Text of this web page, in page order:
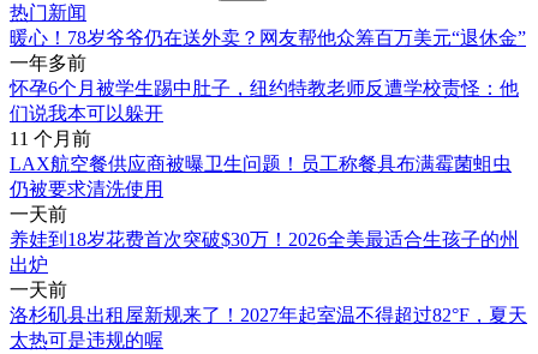
热门新闻
暖心！78岁爷爷仍在送外卖？网友帮他众筹百万美元“退休金”
一年多前
怀孕6个月被学生踢中肚子，纽约特教老师反遭学校责怪：他
们说我本可以躲开
11 个月前
LAX航空餐供应商被曝卫生问题！员工称餐具布满霉菌蛆虫
仍被要求清洗使用
一天前
养娃到18岁花费首次突破$30万！2026全美最适合生孩子的州
出炉
一天前
洛杉矶县出租屋新规来了！2027年起室温不得超过82°F，夏天
太热可是违规的喔